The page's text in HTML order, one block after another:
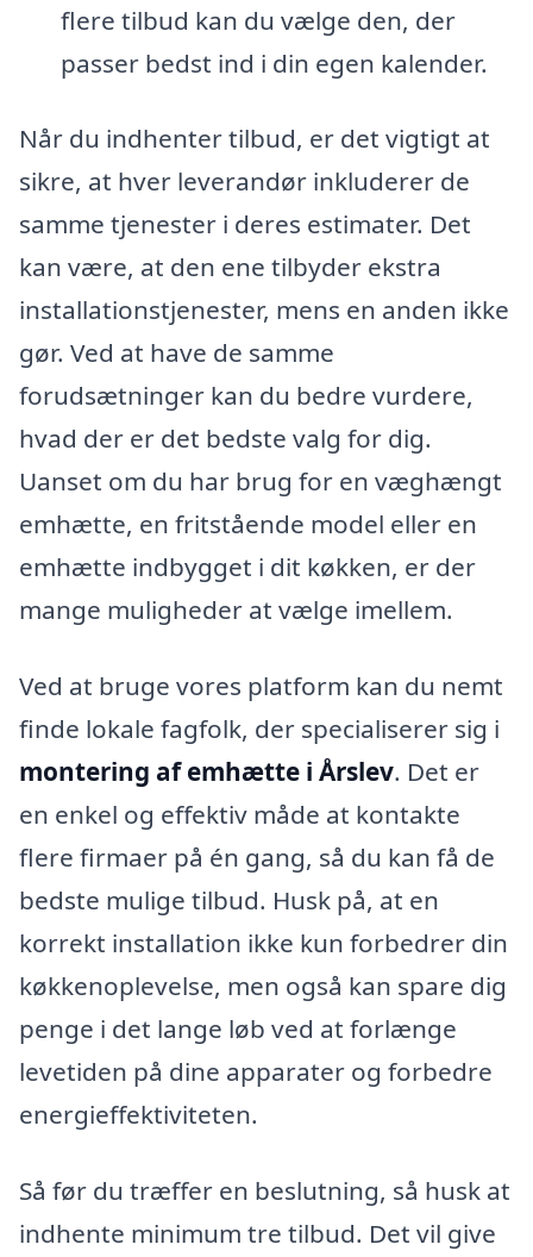
flere tilbud kan du vælge den, der
passer bedst ind i din egen kalender.
Når du indhenter tilbud, er det vigtigt at
sikre, at hver leverandør inkluderer de
samme tjenester i deres estimater. Det
kan være, at den ene tilbyder ekstra
installationstjenester, mens en anden ikke
gør. Ved at have de samme
forudsætninger kan du bedre vurdere,
hvad der er det bedste valg for dig.
Uanset om du har brug for en væghængt
emhætte, en fritstående model eller en
emhætte indbygget i dit køkken, er der
mange muligheder at vælge imellem.
Ved at bruge vores platform kan du nemt
finde lokale fagfolk, der specialiserer sig i
montering af emhætte i Årslev. Det er
en enkel og effektiv måde at kontakte
flere firmaer på én gang, så du kan få de
bedste mulige tilbud. Husk på, at en
korrekt installation ikke kun forbedrer din
køkkenoplevelse, men også kan spare dig
penge i det lange løb ved at forlænge
levetiden på dine apparater og forbedre
energieffektiviteten.
Så før du træffer en beslutning, så husk at
indhente minimum tre tilbud. Det vil give